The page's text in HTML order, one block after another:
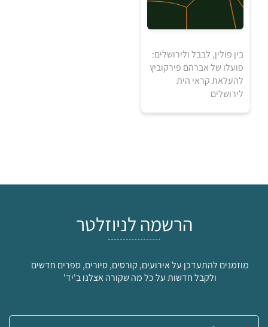
₪
בין פולין, לבבל ולירושלים:
פועלו של אברהם פירקוביץ
להעלאת קראי הית
לירושלים
הרשמה לניוזלטר
מוזמנים להתעדכן על אירועים, קורסים, סיורים, ספרים חדשים
ולקבל חדשות על כל מה שקורה אצלנו ב'יד'
אימייל: